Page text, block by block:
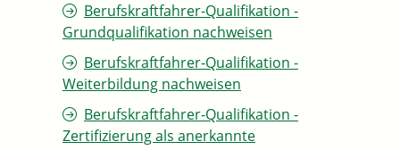
Berufskraftfahrer-Qualifikation -
Grundqualifikation nachweisen
Berufskraftfahrer-Qualifikation -
Weiterbildung nachweisen
Berufskraftfahrer-Qualifikation -
Zertifizierung als anerkannte